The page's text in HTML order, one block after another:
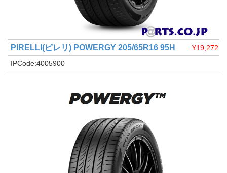
PIRELLI(ピレリ) POWERGY 205/65R16 95H
¥19,272
IPCode:4005900